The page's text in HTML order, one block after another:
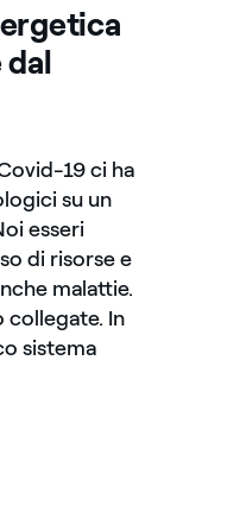
dal
19 ci ha
su un
esseri
di risorse e
malattie.
collegate. In
sistema